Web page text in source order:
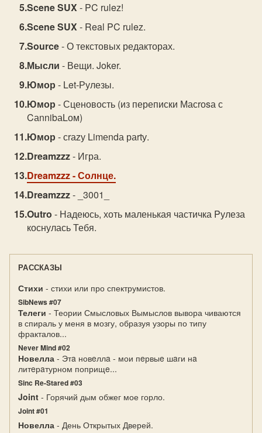
Scene SUX- PC rulez!
Scene SUX- Real PC rulez.
Source- О текстовых редакторах.
Мысли - Вещи. Joker.
Юмор - Let-Рулезы.
Юмор - Сценовость (из переписки Масrоsа с
CаnnibаLом)
Юмор - сrаzу Limеndа раrtу.
Dreamzzz- Игра.
Dreamzzz- Солнце.
Dreamzzz- _3001_
Outro - Надеюсь, хоть маленькая частичка Pулеза
коснулась Тебя.
РАССКАЗЫ
Стихи - стихи или про спектрумистов.
SibNews #07
Телеги - Теории Смысловых Вымыслов вывора чиваются
в спираль у меня в мозгу, образуя узоры по типу
фракталов...
Never Mind #02
Новелла - Этa новeллa - мои пeрвыe шaги нa
литeрaтурном поприщe...
Sinc Re-Stared #03
Joint - Горячий дым обжег мое горло.
Joint #01
Новелла - День Открытых Дверей.